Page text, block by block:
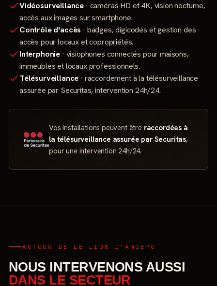
Vidéosurveillance · caméras HD et 4K, vision nocturne,
accès aux images sur smartphone.
Contrôle d'accès · badges, digicodes et gestion des
accès pour locaux et copropriétés.
Interphonie · visiophones connectés pour maisons,
immeubles et locaux professionnels.
Télésurveillance · raccordement à la télésurveillance
assurée par Securitas, intervention 24h/24.
Vos installations peuvent être raccordées à
la télésurveillance assurée par Securitas,
pour une intervention 24h/24.
AUTOUR DE LE LION-D'ANGERS
NOUS INTERVENONS AUSSI
DANS LE SECTEUR